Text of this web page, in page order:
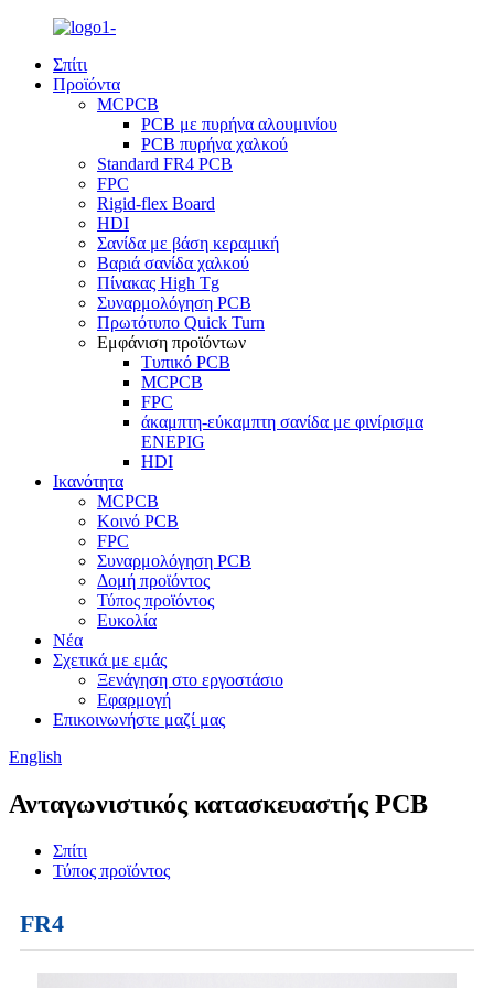
Σπίτι
Προϊόντα
MCPCB
PCB με πυρήνα αλουμινίου
PCB πυρήνα χαλκού
Standard FR4 PCB
FPC
Rigid-flex Board
HDI
Σανίδα με βάση κεραμική
Βαριά σανίδα χαλκού
Πίνακας High Tg
Συναρμολόγηση PCB
Πρωτότυπο Quick Turn
Εμφάνιση προϊόντων
Τυπικό PCB
MCPCB
FPC
άκαμπτη-εύκαμπτη σανίδα με φινίρισμα
ENEPIG
HDI
Ικανότητα
MCPCB
Κοινό PCB
FPC
Συναρμολόγηση PCB
Δομή προϊόντος
Τύπος προϊόντος
Ευκολία
Νέα
Σχετικά με εμάς
Ξενάγηση στο εργοστάσιο
Εφαρμογή
Επικοινωνήστε μαζί μας
English
Ανταγωνιστικός κατασκευαστής PCB
Σπίτι
Τύπος προϊόντος
FR4